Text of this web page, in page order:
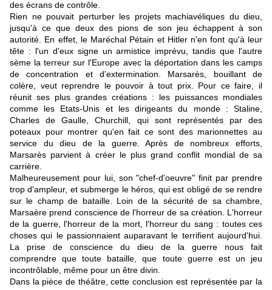
des écrans de contrôle.
Rien ne pouvait perturber les projets machiavéliques du dieu,
jusqu'à ce que deux des pions de son jeu échappent à son
autorité. En effet, le Maréchal Pétain et Hitler n'en font qu'à leur
tête : l'un d'eux signe un armistice imprévu, tandis que l'autre
sème la terreur sur l'Europe avec la déportation dans les camps
de concentration et d'extermination. Marsarès, bouillant de
colère, veut reprendre le pouvoir à tout prix. Pour ce faire, il
réunit ses plus grandes créations : les puissances mondiales
comme les Etats-Unis et les dirigeants du monde : Staline,
Charles de Gaulle, Churchill, qui sont représentés par des
poteaux pour montrer qu'en fait ce sont des marionnettes au
service du dieu de la guerre. Après de nombreux efforts,
Marsarès parvient à créer le plus grand conflit mondial de sa
carrière.
Malheureusement pour lui, son "chef-d'oeuvre" finit par prendre
trop d'ampleur, et submerge le héros, qui est obligé de se rendre
sur le champ de bataille. Loin de la sécurité de sa chambre,
Marsaère prend conscience de l'horreur de sa création. L'horreur
de la guerre, l'horreur de la mort, l'horreur du sang : toutes ces
choses qui le passionnaient auparavant le terrifient aujourd'hui.
La prise de conscience du dieu de la guerre nous fait
comprendre que toute bataille, que toute guerre est un jeu
incontrôlable, même pour un être divin.
Dans la pièce de théâtre, cette conclusion est représentée par la